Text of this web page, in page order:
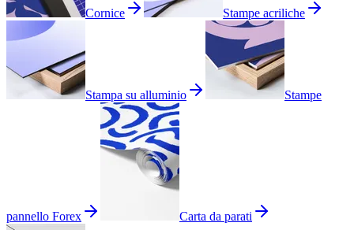
Cornice Stampe acriliche
Stampa su alluminio Stampe
pannello Forex Carta da parati